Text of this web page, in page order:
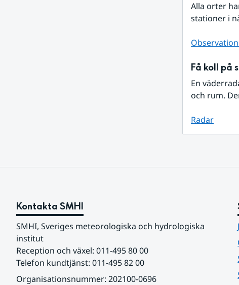
Alla orter
stationer i
Få koll på
En
och rum.
Radar
Kontakta SMHI
SMHI, Sveriges meteorologiska och hydrologiska
institut
Reception och växel: 011-495 80 00
Telefon kundtjänst: 011-495 82 00
Organisationsnummer: 202100-0696